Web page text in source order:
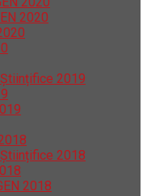
2020
2019
2018
2018